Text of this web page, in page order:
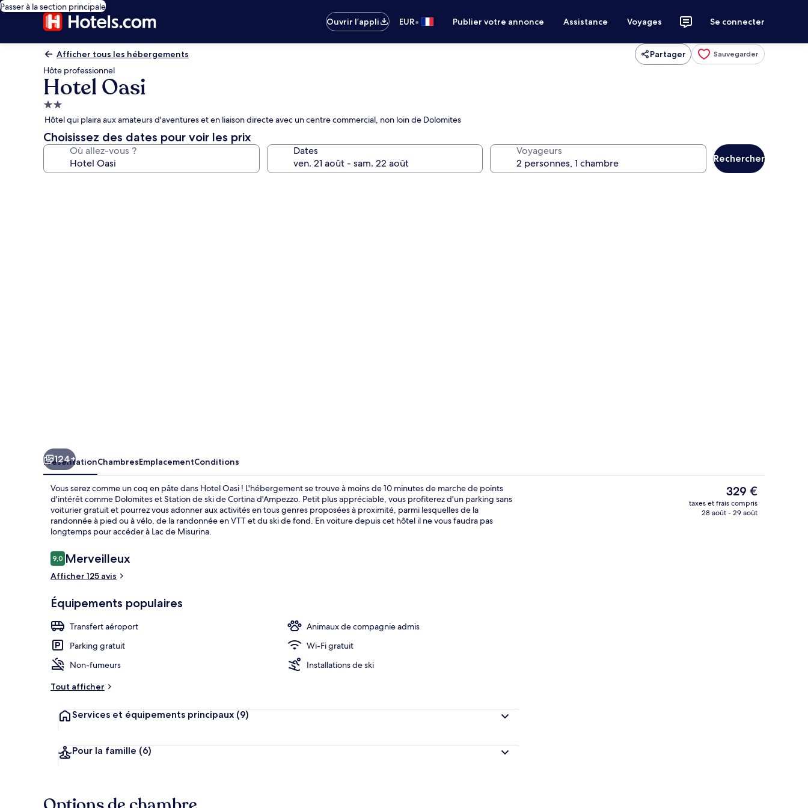
Passer à la section principale
Ouvrir l’appli
EUR• Publier votre annonce Assistance Voyages Se connecter
Afficher tous les hébergements Partager Sauvegarder
Hôte professionnel
Hotel Oasi
Hébergement
2.0 étoiles
Hôtel qui plaira aux amateurs d'aventures et en liaison directe avec un centre commercial, non loin de Dolomites
Choisissez des dates pour voir les prix
Où allez-vous ? Dates Voyageurs
Rechercher
124+
PrésentationChambresEmplacementConditions
Vous serez comme un coq en pâte dans Hotel Oasi ! L'hébergement se trouve à moins de 10 minutes de marche de points
d'intérêt comme Dolomites et Station de ski de Cortina d'Ampezzo. Petit plus appréciable, vous profiterez d'un parking sans
voiturier gratuit et pourrez vous adonner aux activités en tous genres proposées à proximité, parmi lesquelles de la
randonnée à pied ou à vélo, de la randonnée en VTT et du ski de fond. En voiture depuis cet hôtel il ne vous faudra pas
longtemps pour accéder à Lac de Misurina.
Avis
voyageurs
9,09,0 sur 10
Merveilleux
Afficher 125 avis
Équipements populaires
Transfert aéroport
Animaux de compagnie admis
Parking gratuit
Wi-Fi gratuit
Non-fumeurs
Installations de ski
Tout afficher
Services et équipements principaux (9)
Pour la famille (6)
Le
prix
actuel
329 €
taxes et frais compris
28 août - 29 août